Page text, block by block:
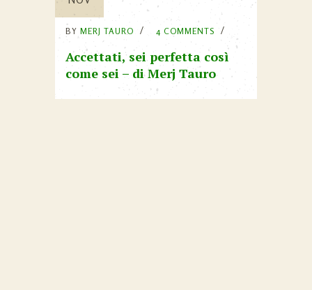
BY MERJ TAURO 4 COMMENTS
Accettati, sei perfetta così
come sei – di Merj Tauro